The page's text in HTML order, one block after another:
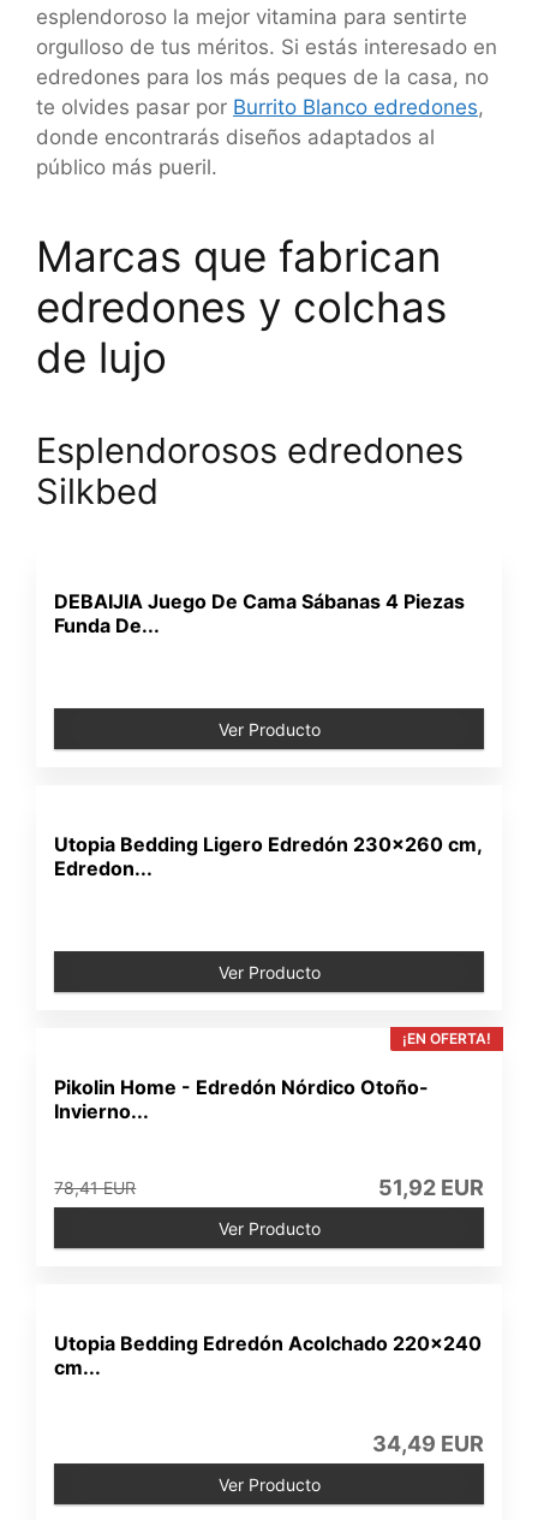
esplendoroso la mejor vitamina para sentirte
orgulloso de tus méritos. Si estás interesado en
edredones para los más peques de la casa, no
te olvides pasar por Burrito Blanco edredones,
donde encontrarás diseños adaptados al
público más pueril.
Marcas que fabrican
edredones y colchas
de lujo
Esplendorosos edredones
Silkbed
DEBAIJIA Juego De Cama Sábanas 4 Piezas
Funda De...
Ver Producto
Utopia Bedding Ligero Edredón 230x260 cm,
Edredon...
Ver Producto
¡EN OFERTA!
Pikolin Home - Edredón Nórdico Otoño-
Invierno...
78,41 EUR 51,92 EUR
Ver Producto
Utopia Bedding Edredón Acolchado 220x240
cm...
34,49 EUR
Ver Producto